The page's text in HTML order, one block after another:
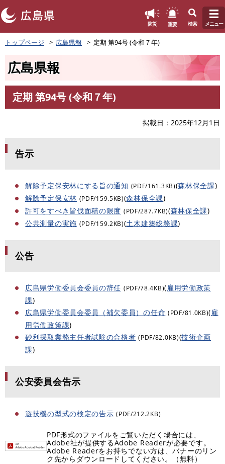
ペ
ー
頭
す
防災 重要 検索 メニュー
トップページ 広島県報 定期 第94号 (令和７年)
広島県報
文
定期 第94号 (令和７年)
掲載日 2025年12月1日
告示
解除予定保安林にする旨の通知 (PDF/161.3KB)(森林保全課)
解除予定保安林 (PDF/159.5KB)(森林保全課)
許可をすべき皆伐面積の限度 (PDF/287.7KB)(森林保全課)
公共測量の実施 (PDF/159.2KB)(土木建築総務課)
公告
広島県労働委員会委員の辞任 (PDF/78.4KB)(雇用労働政策
課)
広島県労働委員会委員（補欠委員）の任命 (PDF/81.0KB)(雇
用労働政策課)
砂利採取業務主任者試験の合格者 (PDF/82.0KB)(技術企画
課)
公安委員会告示
遊技機の型式の検定の告示 (PDF/212.2KB)
PDF形式のファイルをご覧いただく場合には、
Adobe社が提供するAdobe Readerが必要です。
Adobe Readerをお持ちでない方は、バナーのリン
ク先からダウンロードしてください。（無料）